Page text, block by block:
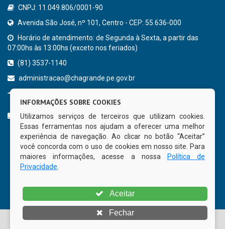
CNPJ: 11.049.806/0001-90
Avenida São José, nº 101, Centro - CEP: 55.636-000
Horário de atendimento: de Segunda à Sexta, a partir das
07:00hs às 13:00hs (exceto nos feriados)
(81) 3537-1140
administracao@chagrande.pe.gov.br
CURTA NOSSA FAN PAGE
© Copyright 2026 Prefeitura Municipal de Chã Grande | Todos
INFORMAÇÕES SOBRE COOKIES
Utilizamos serviços de terceiros que utilizam cookies.
Essas ferramentas nos ajudam a oferecer uma melhor
experiência de navegação. Ao clicar no botão “Aceitar”
você concorda com o uso de cookies em nosso site. Para
maiores informações, acesse a nossa
Política de
Privacidade
Aceitar
Fechar